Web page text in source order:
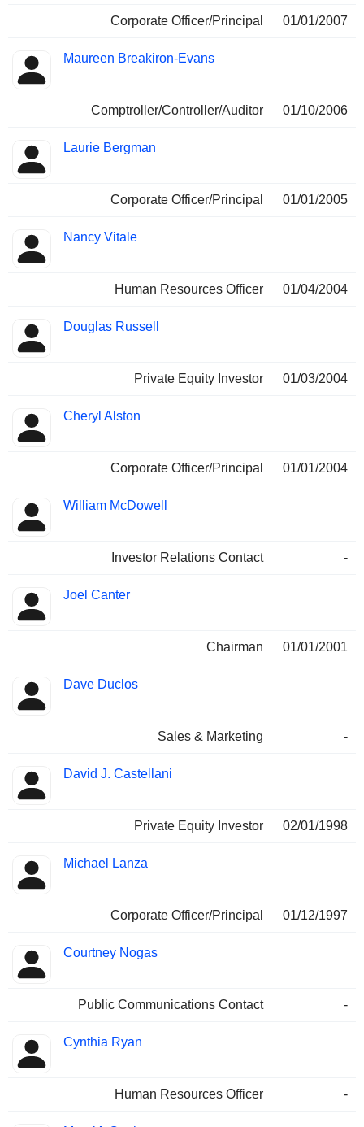
Corporate Officer/Principal 01/01/2007
Maureen Breakiron-Evans
Comptroller/Controller/Auditor 01/10/2006
Laurie Bergman
Corporate Officer/Principal 01/01/2005
Nancy Vitale
Human Resources Officer 01/04/2004
Douglas Russell
Private Equity Investor 01/03/2004
Cheryl Alston
Corporate Officer/Principal 01/01/2004
William McDowell
Investor Relations Contact -
Joel Canter
Chairman 01/01/2001
Dave Duclos
Sales & Marketing -
David J. Castellani
Private Equity Investor 02/01/1998
Michael Lanza
Corporate Officer/Principal 01/12/1997
Courtney Nogas
Public Communications Contact -
Cynthia Ryan
Human Resources Officer -